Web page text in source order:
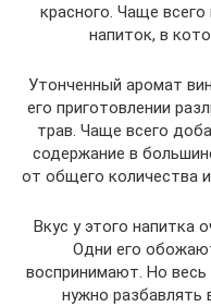
красного. Чаще
напиток, в
Утонченный аромат
его приготовлении
трав. Чаще всего
содержание в
от общего количества
Вкус у этого напитка
Одни его
воспринимают. Но весь
нужно разбавлять